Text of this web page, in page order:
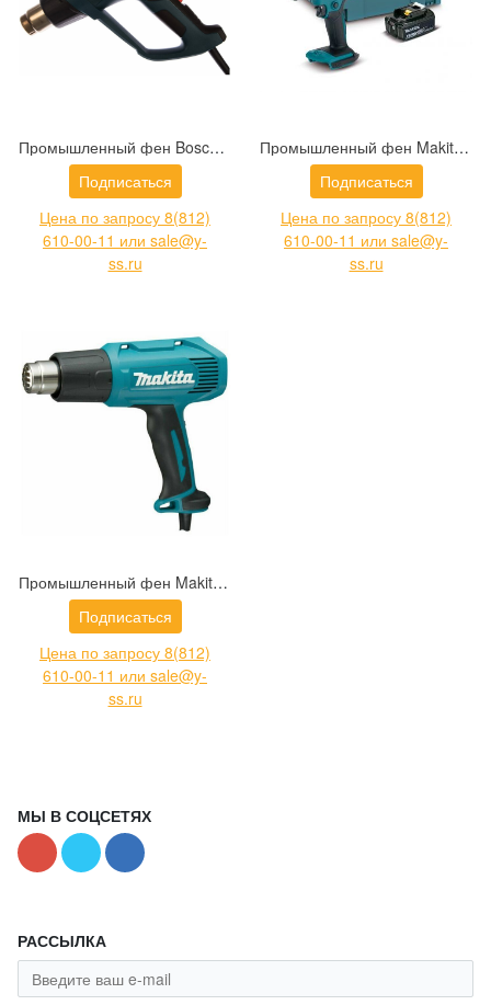
Промышленный фен Bosch GHG 20-63 Professional (0.601.2A6.201)
Подписаться
Цена по запросу 8(812)
610-00-11 или sale@y-
ss.ru
Промышленный фен Makita DHG180RT1J
Подписаться
Цена по запросу 8(812)
610-00-11 или sale@y-
ss.ru
Промышленный фен Makita HG5030K
Подписаться
Цена по запросу 8(812)
610-00-11 или sale@y-
ss.ru
МЫ В СОЦСЕТЯХ
РАССЫЛКА